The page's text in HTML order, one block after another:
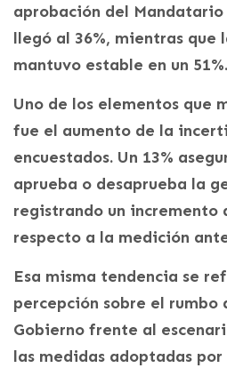
aprobación del
llegó al 36%, mientras que
mantuvo estable en un 51%.
Uno de los elementos que
fue el aumento de la
encuestados. Un 13%
aprueba o desaprueba la
registrando un incremento
respecto a la medición
Esa misma tendencia se
percepción sobre el rumbo
Gobierno frente al
las medidas adoptadas por